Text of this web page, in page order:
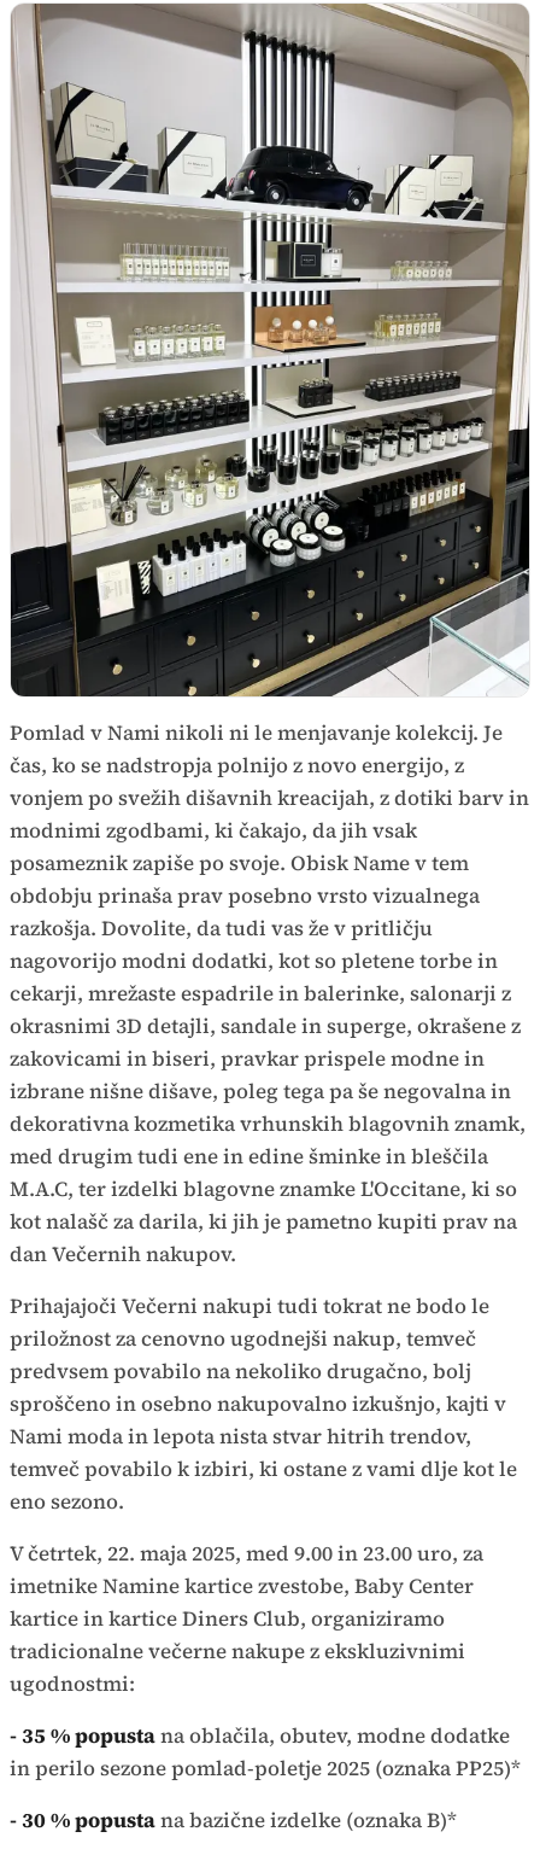
Pomlad v Nami nikoli ni le menjavanje kolekcij. Je
čas, ko se nadstropja polnijo z novo energijo, z
vonjem po svežih dišavnih kreacijah, z dotiki barv in
modnimi zgodbami, ki čakajo, da jih vsak
posameznik zapiše po svoje. Obisk Name v tem
obdobju prinaša prav posebno vrsto vizualnega
razkošja. Dovolite, da tudi vas že v pritličju
nagovorijo modni dodatki, kot so pletene torbe in
cekarji, mrežaste espadrile in balerinke, salonarji z
okrasnimi 3D detajli, sandale in superge, okrašene z
zakovicami in biseri, pravkar prispele modne in
izbrane nišne dišave, poleg tega pa še negovalna in
dekorativna kozmetika vrhunskih blagovnih znamk,
med drugim tudi ene in edine šminke in bleščila
M.A.C, ter izdelki blagovne znamke L'Occitane, ki so
kot nalašč za darila, ki jih je pametno kupiti prav na
dan Večernih nakupov.
Prihajajoči Večerni nakupi tudi tokrat ne bodo le
priložnost za cenovno ugodnejši nakup, temveč
predvsem povabilo na nekoliko drugačno, bolj
sproščeno in osebno nakupovalno izkušnjo, kajti v
Nami moda in lepota nista stvar hitrih trendov,
temveč povabilo k izbiri, ki ostane z vami dlje kot le
eno sezono.
V četrtek, 22. maja 2025, med 9.00 in 23.00 uro, za
imetnike Namine kartice zvestobe, Baby Center
kartice in kartice Diners Club, organiziramo
tradicionalne večerne nakupe z ekskluzivnimi
ugodnostmi:
- 35 % popustana oblačila, obutev, modne dodatke
in perilo sezone pomlad-poletje 2025 (oznaka PP25)*
- 30 % popustana bazične izdelke (oznaka B)*